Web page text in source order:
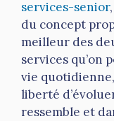
services-senior
du concept
meilleur des
services qu’on
vie
liberté
ressemble et